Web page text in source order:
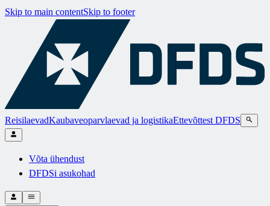
Skip to main contentSkip to footer
ReisilaevadKaubaveoparvlaevad ja logistikaEttevõttest DFDS
Võta ühendust
DFDSi asukohad